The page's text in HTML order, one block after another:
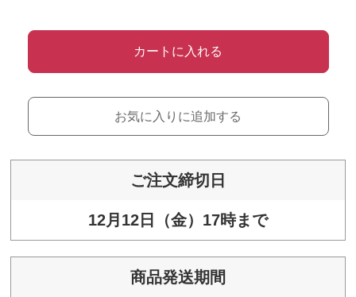
カートに入れる
お気に入りに追加する
ご注文締切日
12月12日（金）17時まで
商品発送期間